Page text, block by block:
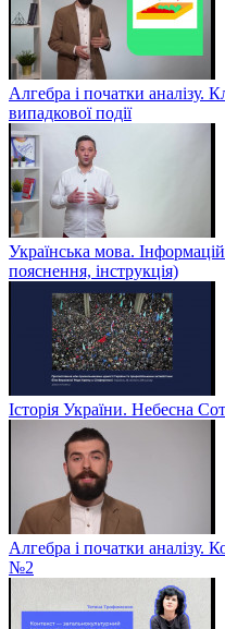
Алгебра і початки аналізу.
випадкової події
Українська мова.
пояснення, інструкція)
Історія України. Небесна
Алгебра і початки аналізу.
№2